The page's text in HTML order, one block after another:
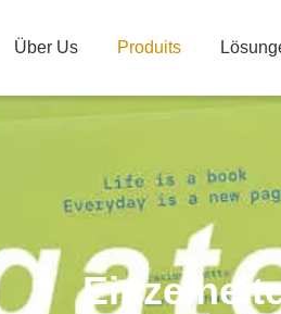
Über Us Produits